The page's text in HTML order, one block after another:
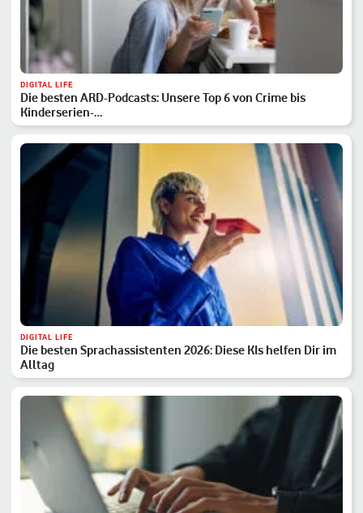
DIGITAL LIFE
Die besten ARD-Podcasts: Unsere Top 6 von Crime bis
Kinderserien-…
DIGITAL LIFE
Die besten Sprachassistenten 2026: Diese KIs helfen Dir im
Alltag